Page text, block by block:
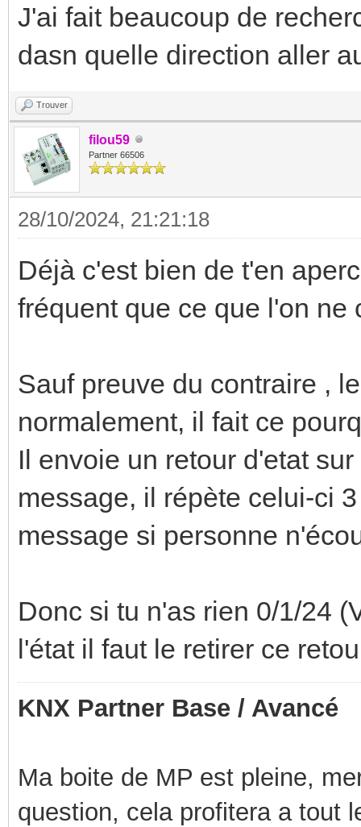
J'ai fait beaucoup de
dasn quelle direction aller
Trouver
filou59
Partner 66506
28/10/2024, 21:21:18
Déjà c'est bien de t'en
fréquent que ce que l'on ne
Sauf preuve du contraire ,
normalement, il fait ce
Il envoie un retour d'etat
message, il répète celui-ci
message si personne
Donc si tu n'as rien 0/1/24
l'état il faut le retirer ce
KNX Partner Base / Avancé
Ma boite de MP est pleine,
question, cela profitera a tout